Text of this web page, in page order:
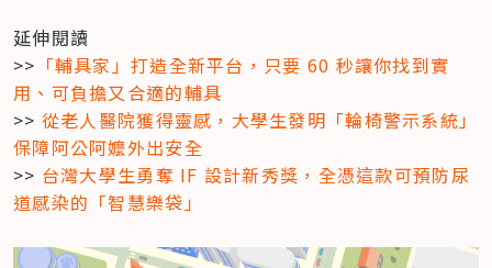
延伸閱讀
>> 「輔具家」打造全新平台，只要 60 秒讓你找到實
用、可負擔又合適的輔具
>> 從老人醫院獲得靈感，大學生發明「輪椅警示系統」
保障阿公阿嬤外出安全
>> 台灣大學生勇奪 IF 設計新秀獎，全憑這款可預防尿
道感染的「智慧樂袋」